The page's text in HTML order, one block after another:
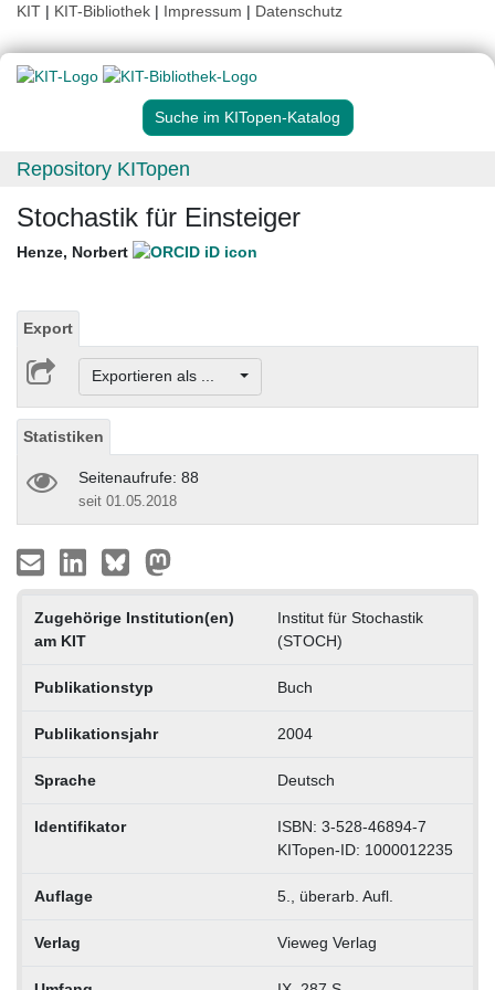
KIT | KIT-Bibliothek | Impressum | Datenschutz
Suche im KITopen-Katalog
Repository KITopen
Stochastik für Einsteiger
Henze, Norbert
Export
Exportieren als ...
Statistiken
Seitenaufrufe: 88
seit 01.05.2018
Zugehörige Institution(en)
am KIT
Institut für Stochastik
(STOCH)
Publikationstyp Buch
Publikationsjahr 2004
Sprache Deutsch
Identifikator
ISBN: 3-528-46894-7
KITopen-ID: 1000012235
Auflage 5., überarb. Aufl.
Verlag Vieweg Verlag